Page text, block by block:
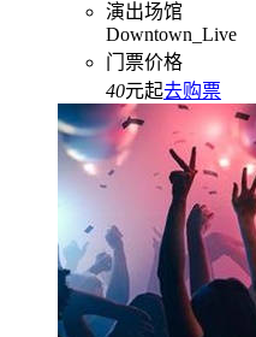
演出场馆
Downtown_Live
门票价格
40元起去购票